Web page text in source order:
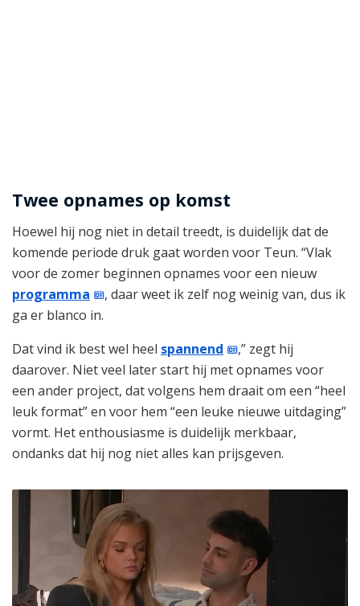
Twee opnames op komst
Hoewel hij nog niet in detail treedt, is duidelijk dat de
komende periode druk gaat worden voor Teun. “Vlak
voor de zomer beginnen opnames voor een nieuw
programma
, daar weet ik zelf nog weinig van, dus ik
ga er blanco in.
Dat vind ik best wel heel spannend
,” zegt hij
daarover. Niet veel later start hij met opnames voor
een ander project, dat volgens hem draait om een “heel
leuk format” en voor hem “een leuke nieuwe uitdaging”
vormt. Het enthousiasme is duidelijk merkbaar,
ondanks dat hij nog niet alles kan prijsgeven.